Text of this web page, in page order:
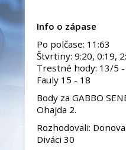
Info o zápase
Po polčase: 11:63
Štvrtiny: 9:20, 0:19,
Trestné hody: 13/5
Fauly 15 - 18
Body za GABBO
Ohajda 2.
Rozhodovali:
Diváci 30